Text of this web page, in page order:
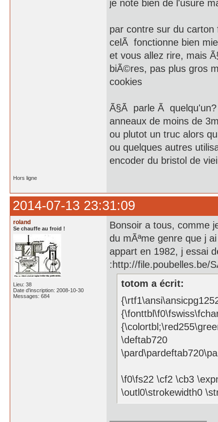
je note bien de l'usure
par contre sur du
celÃ fonctionne bien
et vous allez rire, mais
biÃ©res, pas plus gros
cookies
Ã§Ã parle Ã
anneaux de moins de
ou plutot un truc alors
ou quelques autres
encoder du bristol de
Hors ligne
2014-07-13 23:31:09
roland
Se chauffe au froid !
Lieu: 38
Date d'inscription: 2008-10-30
Messages: 684
Bonsoir a tous, comme
du mÃªme genre que j
appart en 1982, j essai
:http://file.poubelles.be/
totom a écrit:
\deftab720
\f0\fs22 \cf2 \cb3
\outl0\strokewidth0